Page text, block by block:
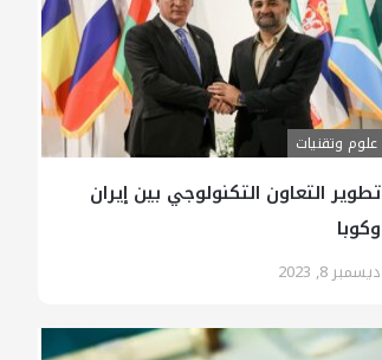
علوم وتقنيات
تطوير التعاون التكنولوجي بين إيران
وكوبا
ديسمبر 8, 2023